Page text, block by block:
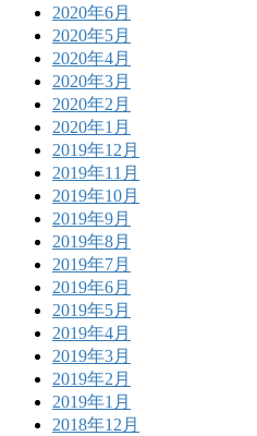
2020年6月
2020年5月
2020年4月
2020年3月
2020年2月
2020年1月
2019年12月
2019年11月
2019年10月
2019年9月
2019年8月
2019年7月
2019年6月
2019年5月
2019年4月
2019年3月
2019年2月
2019年1月
2018年12月